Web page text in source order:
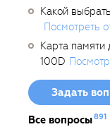
Какой
Посмотреть
Карта памяти
100D
Задать
Все вопросы891